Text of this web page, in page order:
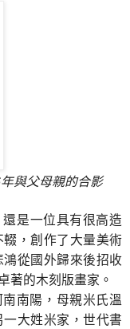
與父母親的合影
一位具有很高造
，創作了大量美術
從國外歸來後招收
著的木刻版畫家。
南陽，母親米氏溫
大姓米家，世代書